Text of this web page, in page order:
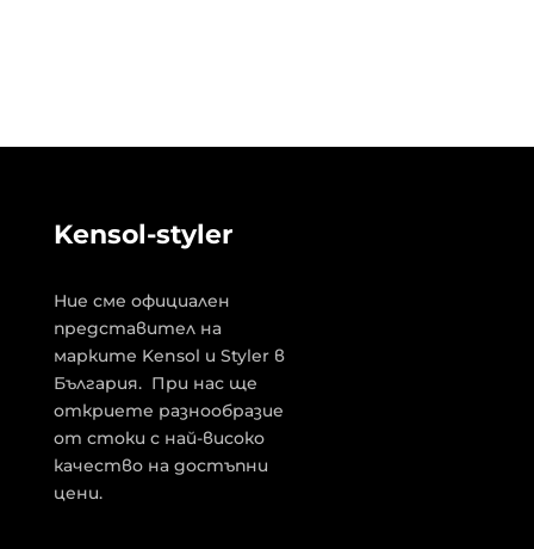
Kensol-styler
Ние сме официален
представител на
марките Kensol и Styler в
България. При нас ще
откриете разнообразие
от стоки с най-високо
качество на достъпни
цени.